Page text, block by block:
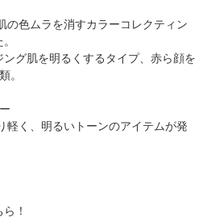
の色ムラを消すカラーコレクティン
グ肌を明るくするタイプ、赤ら顔を
。
軽く、明るいトーンのアイテムが発
！